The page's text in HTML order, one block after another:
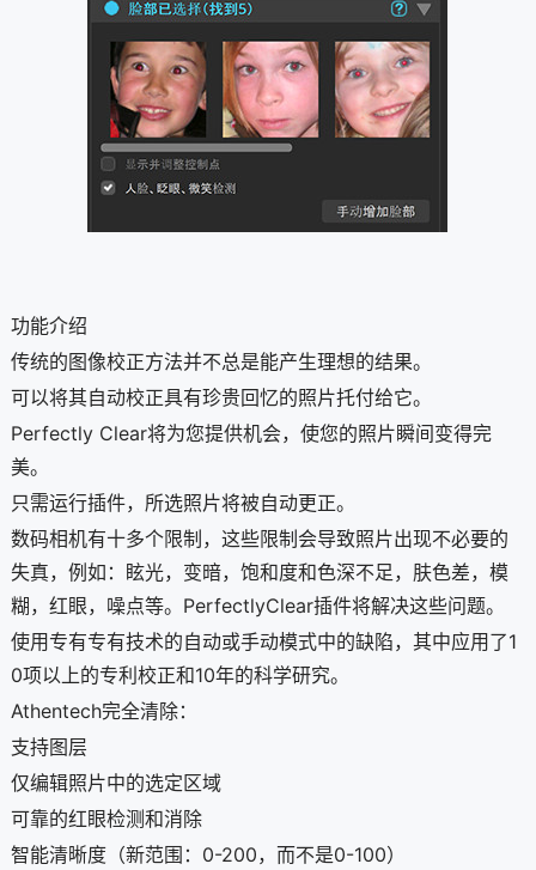
功能介绍
传统的图像校正方法并不总是能产生理想的结果。
可以将其自动校正具有珍贵回忆的照片托付给它。
Perfectly Clear将为您提供机会，使您的照片瞬间变得完
美。
只需运行插件，所选照片将被自动更正。
数码相机有十多个限制，这些限制会导致照片出现不必要的
失真，例如：眩光，变暗，饱和度和色深不足，肤色差，模
糊，红眼，噪点等。PerfectlyClear插件将解决这些问题。
使用专有专有技术的自动或手动模式中的缺陷，其中应用了1
0项以上的专利校正和10年的科学研究。
Athentech完全清除：
支持图层
仅编辑照片中的选定区域
可靠的红眼检测和消除
智能清晰度（新范围：0-200，而不是0-100）